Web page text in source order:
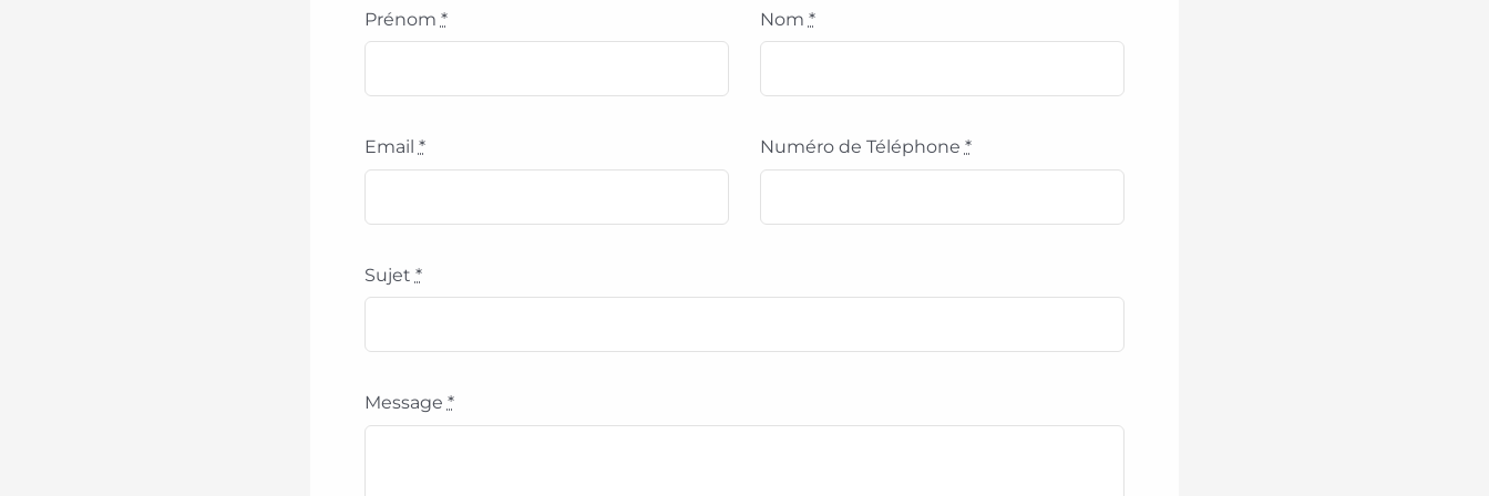
Prénom *
Email *
Nom *
Numéro de Téléphone *
Sujet *
Message *